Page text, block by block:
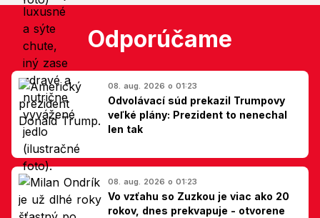
Odporúčame
08. aug. 2026 o 01:23
Odvolávací súd prekazil Trumpovy
veľké plány: Prezident to nenechal
len tak
08. aug. 2026 o 01:23
Vo vzťahu so Zuzkou je viac ako 20
rokov, dnes prekvapuje - otvorene